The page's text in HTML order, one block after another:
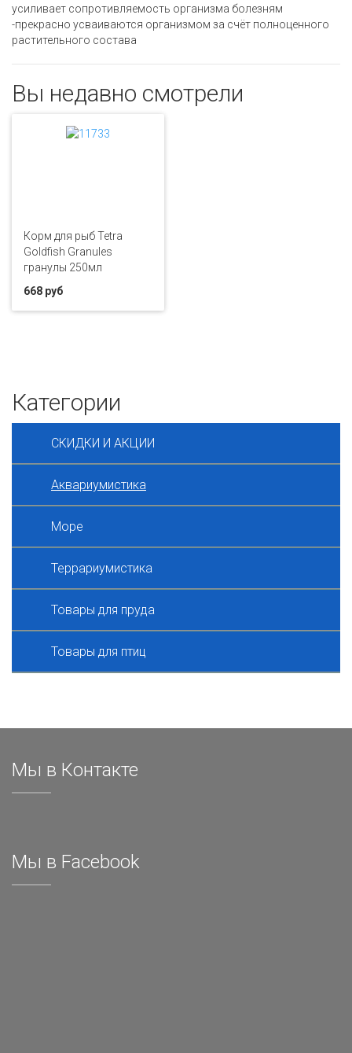
усиливает сопротивляемость организма болезням
-прекрасно усваиваются организмом за счёт полноценного
растительного состава
Вы недавно смотрели
Корм для рыб Tetra
Goldfish Granules
гранулы 250мл
668 руб
Категории
СКИДКИ И АКЦИИ
Аквариумистика
Море
Террариумистика
Товары для пруда
Товары для птиц
Мы в Контакте
Мы в Facebook